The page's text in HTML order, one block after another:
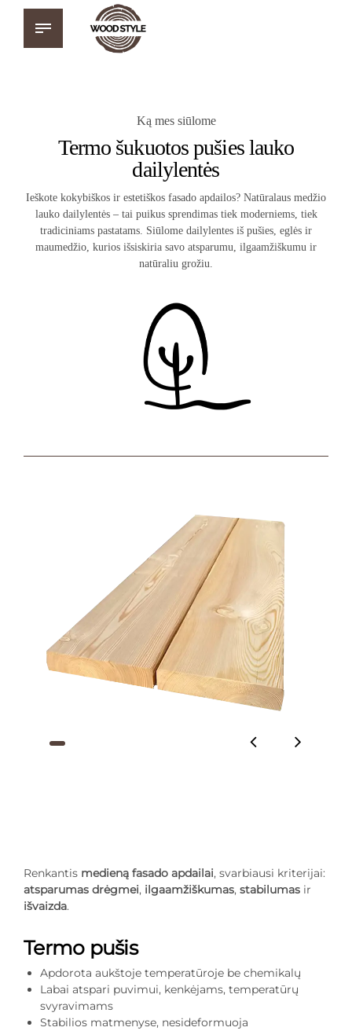
Ką mes siūlome
Termo šukuotos pušies lauko
dailylentės
Ieškote kokybiškos ir estetiškos fasado apdailos? Natūralaus medžio
lauko dailylentės – tai puikus sprendimas tiek moderniems, tiek
tradiciniams pastatams. Siūlome dailylentes iš pušies, eglės ir
maumedžio, kurios išsiskiria savo atsparumu, ilgaamžiškumu ir
natūraliu grožiu.
Renkantis medieną fasado apdailai, svarbiausi kriterijai:
atsparumas drėgmei, ilgaamžiškumas, stabilumas ir
išvaizda.
Termo pušis
Apdorota aukštoje temperatūroje be chemikalų
Labai atspari puvimui, kenkėjams, temperatūrų
svyravimams
Stabilios matmenyse, nesideformuoja